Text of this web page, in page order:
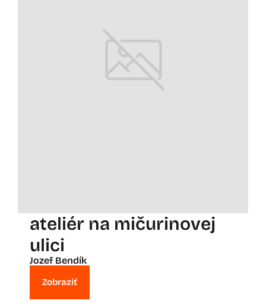
ateliér na mičurinovej
ulici
Jozef Bendík
Zobraziť